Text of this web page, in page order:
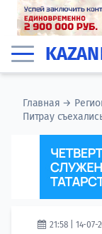
KAZAN
Главная →
Питрау
21:58 | 14-07-